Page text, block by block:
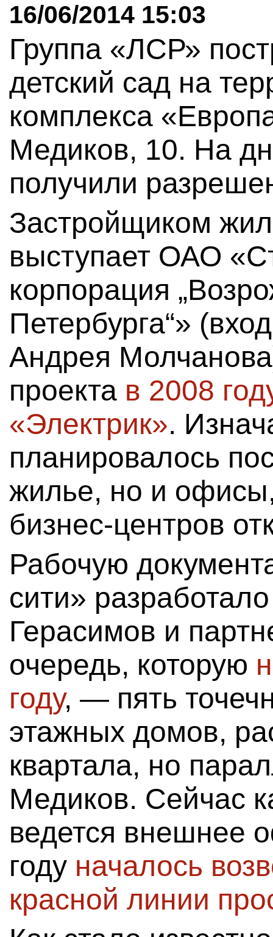
16/06/2014 15:03
Группа «ЛСР»
детский сад на
комплекса
Медиков, 10. На
получили
Застройщиком
выступает ОАО
корпорация
Петербурга“»
Андрея
проекта в 2008
«Электрик».
планировалось
жилье, но и офисы,
бизнес-центров
Рабочую
сити»
Герасимов и
очередь, которую
году, — пять
этажных домов,
квартала, но
Медиков. Сейчас
ведется внешнее
году началось
красной линии